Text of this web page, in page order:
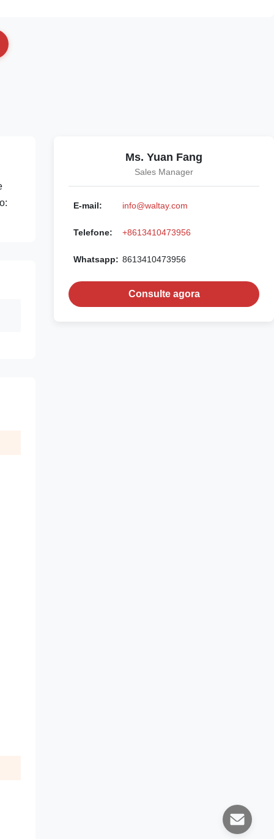
Ms. Yuan Fang
Sales Manager
E-mail: info@waltay.com
Telefone: +8613410473956
Whatsapp: 8613410473956
Consulte agora